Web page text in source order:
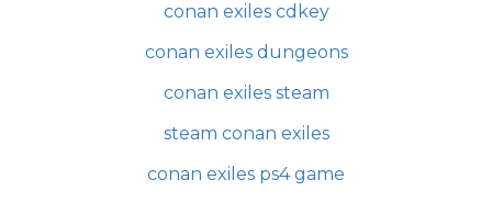
conan exiles cdkey
conan exiles dungeons
conan exiles steam
steam conan exiles
conan exiles ps4 game